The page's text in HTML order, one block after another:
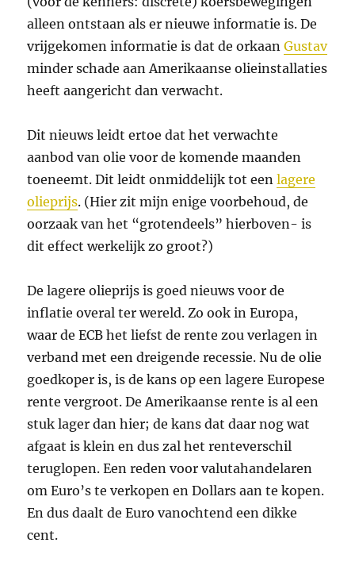
alleen ontstaan als er nieuwe informatie is. De
vrijgekomen informatie is dat de orkaanGustav
minder schade aan Amerikaanse olieinstallaties
heeft aangericht dan verwacht.
Dit nieuws leidt ertoe dat het verwachte
aanbod van olie voor de komende maanden
toeneemt. Dit leidt onmiddelijk tot eenlagere
olieprijs. (Hier zit mijn enige voorbehoud, de
oorzaak van het “grotendeels” hierboven- is
dit effect werkelijk zo groot?)
De lagere olieprijs is goed nieuws voor de
inflatie overal ter wereld. Zo ook in Europa,
waar de ECB het liefst de rente zou verlagen in
verband met een dreigende recessie. Nu de olie
goedkoper is, is de kans op een lagere Europese
rente vergroot. De Amerikaanse rente is al een
stuk lager dan hier; de kans dat daar nog wat
afgaat is klein en dus zal het renteverschil
teruglopen. Een reden voor valutahandelaren
om Euro’s te verkopen en Dollars aan te kopen.
En dus daalt de Euro vanochtend een dikke
cent.